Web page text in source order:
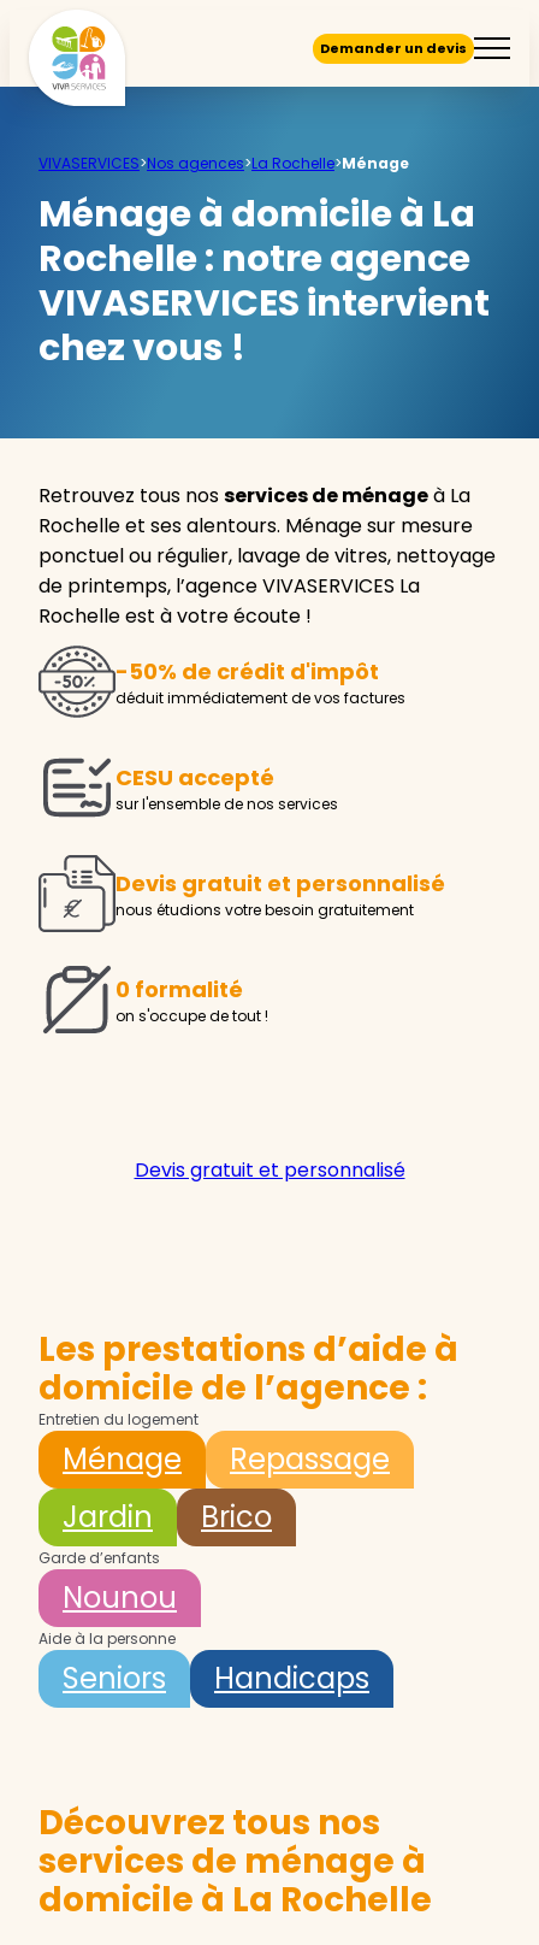
Demander un devis
VIVASERVICES>Nos agences>La Rochelle>Ménage
Ménage à domicile à La
Rochelle : notre agence
VIVASERVICES intervient
chez vous !
Retrouvez tous nosservices de ménageà La
Rochelle et ses alentours. Ménage sur mesure
ponctuel ou régulier, lavage de vitres, nettoyage
de printemps, l’agence VIVASERVICES La
Rochelle est à votre écoute !
-50% de crédit d'impôt
déduit immédiatement de vos factures
CESU accepté
sur l'ensemble de nos services
Devis gratuit et personnalisé
nous étudions votre besoin gratuitement
0 formalité
on s'occupe de tout !
Devis gratuit et personnalisé
Les prestations d’aide à
domicile de l’agence :
Entretien du logement
Ménage
Repassage
Jardin
Brico
Garde d’enfants
Nounou
Aide à la personne
Seniors Handicaps
Découvrez tous nos
services de ménage à
domicile à La Rochelle